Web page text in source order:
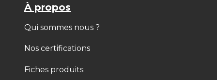
À propos
Qui sommes nous ?
Nos certifications
Fiches produits